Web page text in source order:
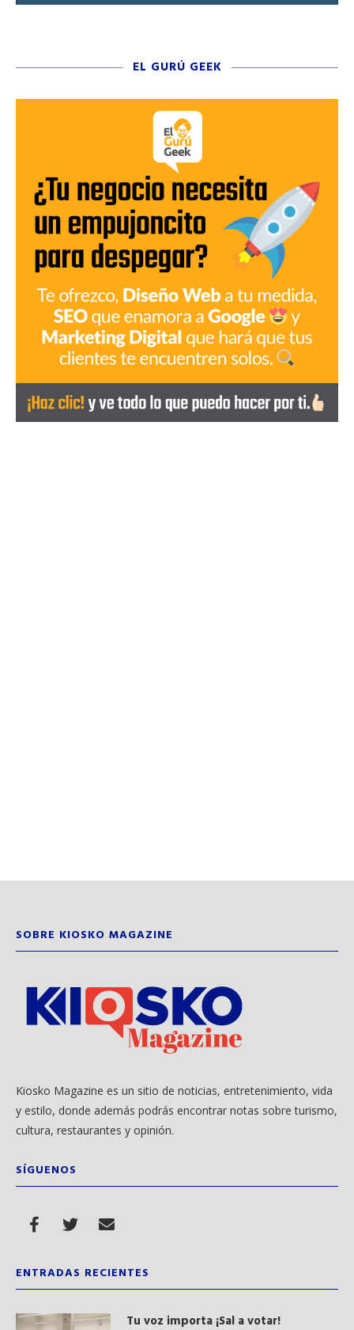
EL GURÚ GEEK
SOBRE KIOSKO MAGAZINE
Kiosko Magazine es un sitio de noticias, entretenimiento, vida
y estilo, donde además podrás encontrar notas sobre turismo,
cultura, restaurantes y opinión.
SÍGUENOS
ENTRADAS RECIENTES
Tu voz importa ¡Sal a votar!